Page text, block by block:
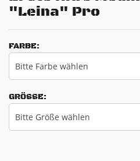
"Leina" Pro
FARBE:
Bitte Farbe wählen
GRÖSSE:
Bitte Größe wählen